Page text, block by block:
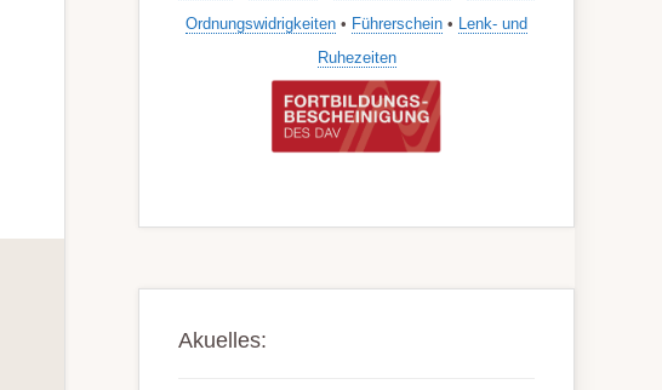
Ordnungswidrigkeiten • Führerschein • Lenk- und
Ruhezeiten
Akuelles: